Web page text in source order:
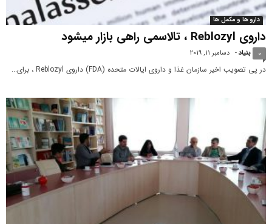
دارو ها و مکمل ها
داروی Reblozyl ، تالاسمی راهی بازار می‎شود
بنیاد- دسامبر 11, 2019 0
در پی تصویب اخیر سازمان غذا و داروی ایالات متحده (FDA) داروی Reblozyl ، برای...